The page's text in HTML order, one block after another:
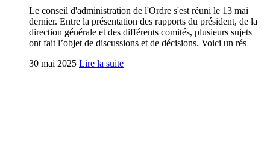
Le conseil d'administration de l'Ordre s'est réuni le 13 mai
dernier. Entre la présentation des rapports du président, de la
direction générale et des différents comités, plusieurs sujets
ont fait l’objet de discussions et de décisions. Voici un rés
30 mai 2025 Lire la suite